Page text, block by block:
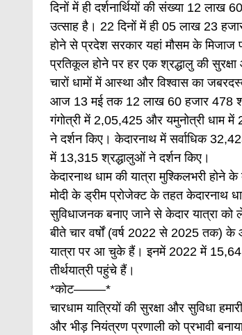
दिनों में ही दर्शनार्थियों की संख्या 12
उत्साह है। 22 दिनों में ही 05 लाख 23
होने से प्रदेश सरकार यहां मौसम के मिजाज
प्रतिकूल होने पर हर एक श्रद्धालु की
चारों धामों में आस्था और विश्वास का
आज 13 मई तक 12 लाख 60 हजार 478
गंगोत्री में 2,05,425 और यमुनोत्री धाम
ने दर्शन किए। केदारनाथ में सर्वाधिक
में 13,315 श्रद्धालुओं ने दर्शन किए।
केदारनाथ धाम की यात्रा मुश्किलभरी होने
मोदी के ड्रीम प्रोजेक्ट के तहत केदारनाथ
सुविधाजनक बनाए जाने से केदार यात्रा को
बीते चार वर्षों (वर्ष 2022 से 2025 तक)
यात्रा पर आ चुके हैं। इनमें 2022 में
तीर्थयात्री पहुंचे हैं।
*कोट——–*
चारधाम यात्रियों की सुरक्षा और सुविधा
और भीड़ नियंत्रण प्रणाली को प्रभावी